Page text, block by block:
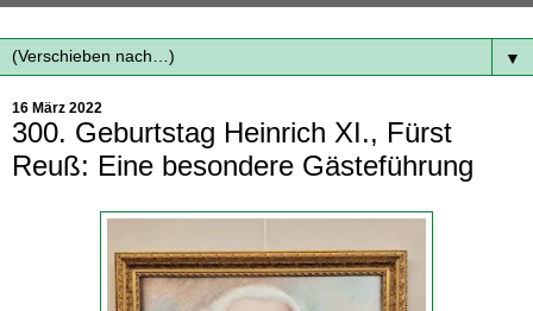
▼
16 März 2022
300. Geburtstag Heinrich XI., Fürst
Reuß: Eine besondere Gästeführung